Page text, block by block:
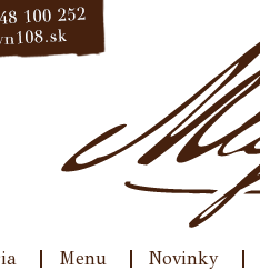
Menu Novinky